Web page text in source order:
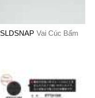
SLDSNAP Vai Cúc Bấm